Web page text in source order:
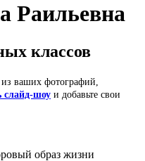
Раильевна
классов
ваших фотографий,
слайд-шоу и добавьте свои
образ жизни